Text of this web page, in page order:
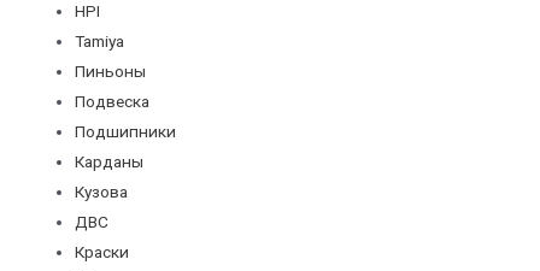
HPI
Tamiya
Пиньоны
Подвеска
Подшипники
Карданы
Кузова
ДВС
Краски